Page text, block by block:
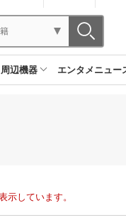
辺機器 エンタメニュー
示しています。